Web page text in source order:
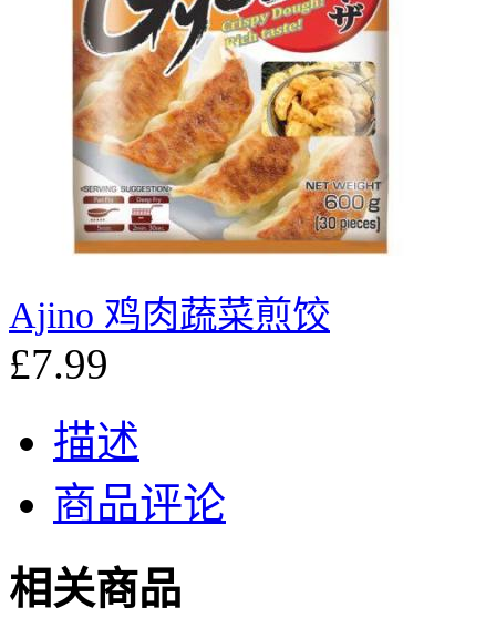
Ajino 鸡肉蔬菜煎饺
£7.99
描述
商品评论
相关商品